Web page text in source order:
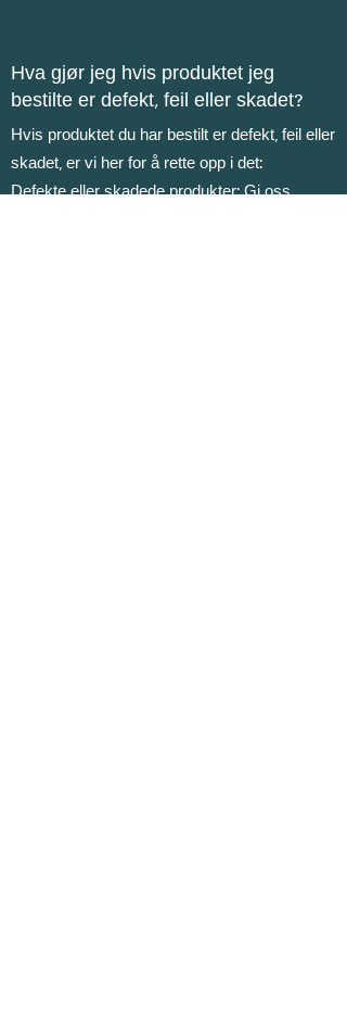
Hva gjør jeg hvis produktet jeg
bestilte er defekt, feil eller skadet?
Hvis produktet du har bestilt er defekt, feil eller
skadet, er vi her for å rette opp i det:
Defekte eller skadede produkter: Gi oss